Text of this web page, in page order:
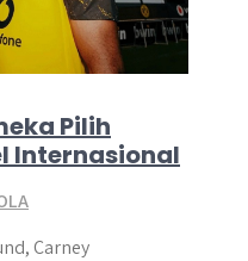
Pilih
Internasional
Carney